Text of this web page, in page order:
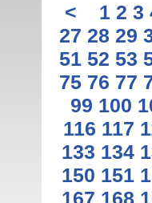
< 1 2 3
27 28 29
51 52 53
75 76 77
99 100
116 117
133 134
150 151
167 168